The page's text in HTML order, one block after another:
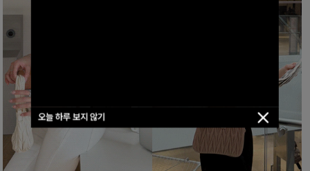
오늘 하루 보지 않기